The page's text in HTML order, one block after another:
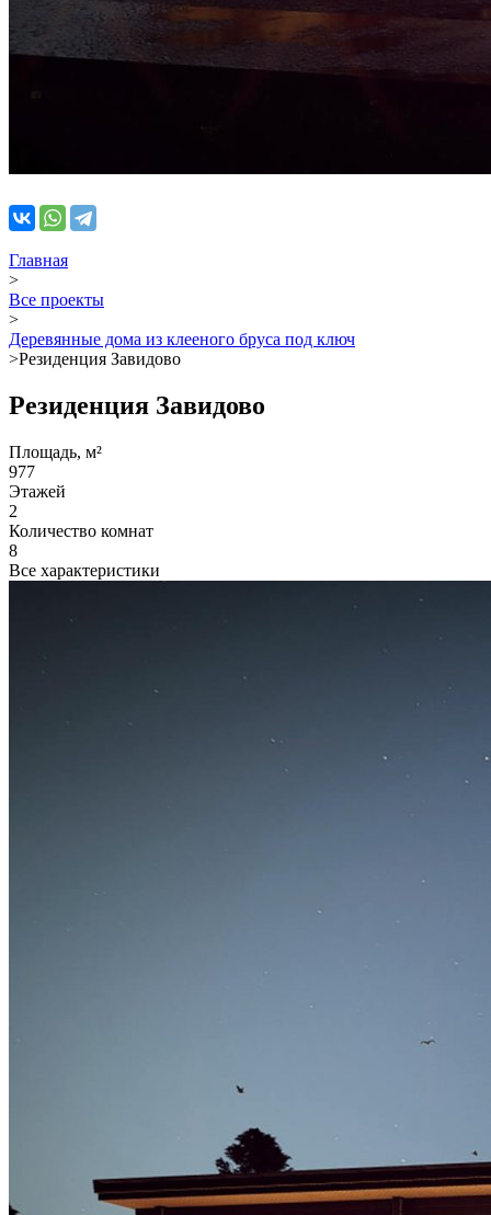
Главная
>
Все проекты
>
Деревянные дома из клееного бруса под ключ
>Резиденция Завидово
Резиденция Завидово
Площадь, м²
977
Этажей
2
Количество комнат
8
Все характеристики